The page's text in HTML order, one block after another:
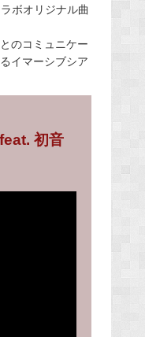
ボオリジナル曲
のコミュニケー
イマーシブシア
初音